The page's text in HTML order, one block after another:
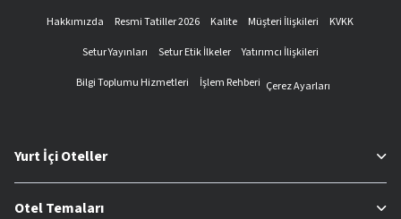
Hakkımızda Resmi Tatiller 2026 Kalite Müşteri İlişkileri
KVKK
Setur Yayınları
Setur Etik İlkeler
Yatırımcı İlişkileri
Bilgi Toplumu Hizmetleri
İşlem Rehberi Çerez Ayarları
Yurt İçi Oteller
Otel Temaları